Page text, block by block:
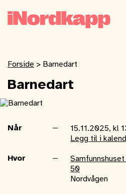
Forside > Barnedart
Barnedart
Når
15.11.2025, kl
Legg til i
Hvor
50
Nordvågen